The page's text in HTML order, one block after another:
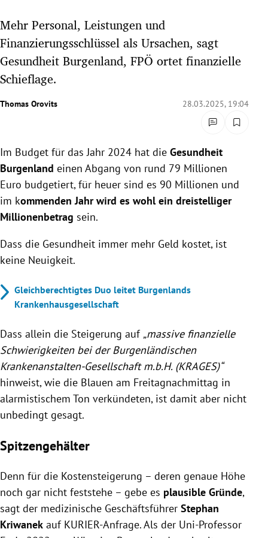
Untermenü
Untermenü
Untermenü
Mehr Personal, Leistungen und
Finanzierungsschlüssel als Ursachen, sagt
Gesundheit Burgenland, FPÖ ortet finanzielle
Schieflage.
Thomas Orovits 28.03.2025, 19:04
Im Budget für das Jahr 2024 hat die Gesundheit
Burgenland einen Abgang von rund 79 Millionen
Euro budgetiert, für heuer sind es 90 Millionen und
im kommenden Jahr wird es wohl ein dreistelliger
Millionenbetrag sein.
Dass die Gesundheit immer mehr Geld kostet, ist
keine Neuigkeit.
Gleichberechtigtes Duo leitet Burgenlands
Krankenhausgesellschaft
Dass allein die Steigerung auf „massive finanzielle
Schwierigkeiten bei der Burgenländischen
Krankenanstalten-Gesellschaft m.b.H. (KRAGES)“
hinweist, wie die Blauen am Freitagnachmittag in
alarmistischem Ton verkündeten, ist damit aber nicht
unbedingt gesagt.
Spitzengehälter
Denn für die Kostensteigerung – deren genaue Höhe
noch gar nicht feststehe – gebe es plausible Gründe,
sagt der medizinische Geschäftsführer Stephan
Kriwanek auf KURIER-Anfrage. Als der Uni-Professor